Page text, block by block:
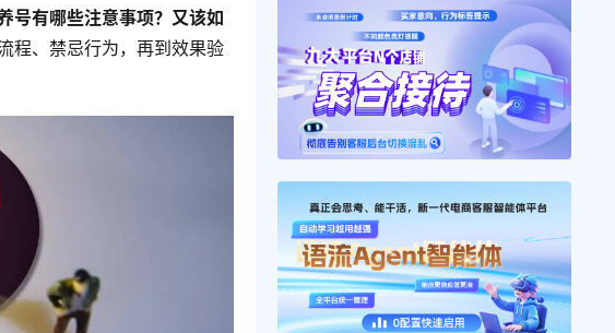
号有哪些注意事项？又该如
程、禁忌行为，再到效果验